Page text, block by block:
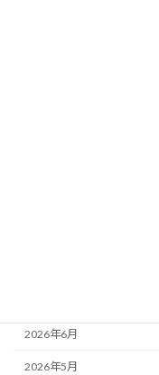
2026年6月
2026年5月